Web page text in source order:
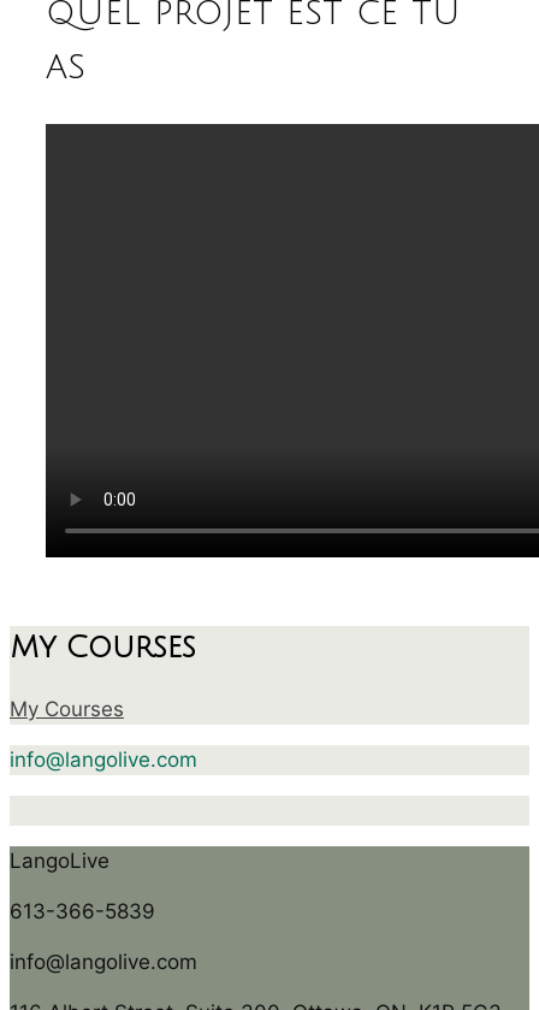
quel projet est ce tu
as
My Courses
My Courses
info@langolive.com
LangoLive
613-366-5839
info@langolive.com